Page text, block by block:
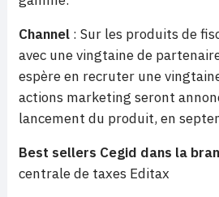
Channel : Sur les produits de
avec une vingtaine de
espère en recruter une
actions marketing seront
lancement du produit, en
Best sellers Cegid dans la
centrale de taxes Editax